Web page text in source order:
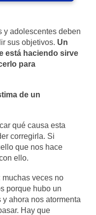
y adolescentes deben
sus objetivos. Un
está haciendo sirve
para
de un
qué causa esta
corregirla. Si
que nos hace
ello.
muchas veces no
porque hubo un
ahora nos atormenta
Hay que